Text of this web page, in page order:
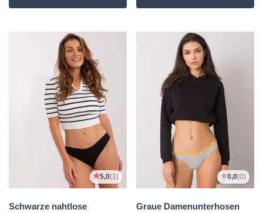
5,0(1)
Schwarze nahtlose
0,0(0)
Graue Damenunterhosen